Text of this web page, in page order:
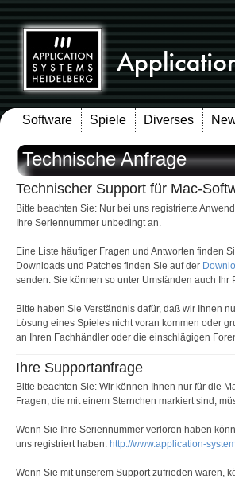
Software Spiele Diverses
Technische Anfrage
Technischer Support für Mac-
Bitte beachten Sie: Nur bei uns registrierte
Ihre Seriennummer unbedingt an.
Eine Liste häufiger Fragen und Antworten finden
Downloads und Patches finden Sie auf der
senden. Sie können so unter Umständen auch Ihr
Bitte haben Sie Verständnis dafür, daß wir Ihnen
Lösung eines Spieles nicht voran kommen oder
an Ihren Fachhändler oder die einschlägigen
Ihre Supportanfrage
Bitte beachten Sie: Wir können Ihnen nur für die
Fragen, die mit einem Sternchen markiert sind,
Wenn Sie Ihre Seriennummer verloren haben
uns registriert haben: http://www.application-
Wenn Sie mit unserem Support zufrieden waren,